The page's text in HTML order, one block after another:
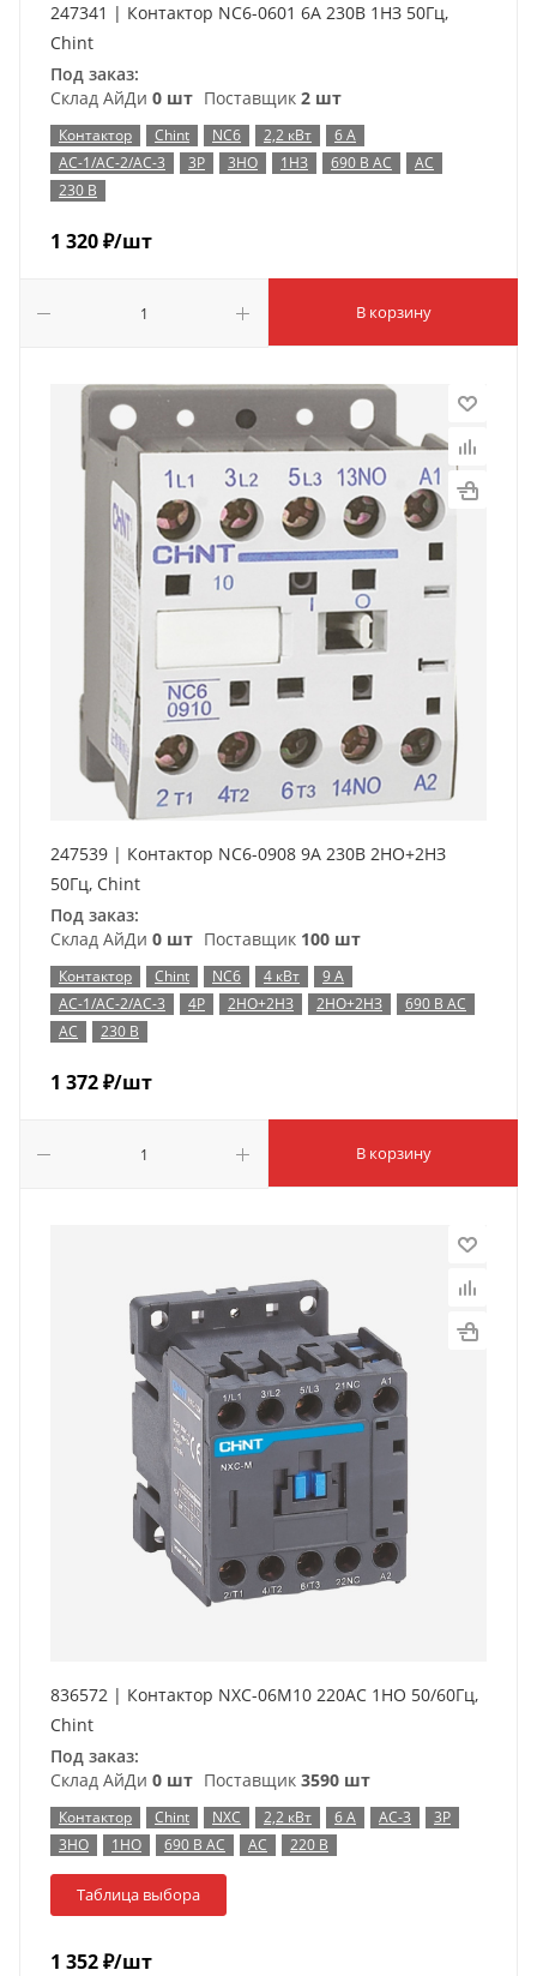
247341 | Контактор NC6-0601 6А 230В 1НЗ 50Гц,
Chint
Под заказ:
Склад АйДи 0 шт Поставщик 2 шт
Контактор Chint NC6 2,2 кВт
6 А
AC-1/AC-2/AC-3
3P 3НО 1НЗ 690 В AC
AC
230 В
1 320₽/шт
В корзину
247539 | Контактор NC6-0908 9А 230В 2НО+2НЗ
50Гц, Chint
Под заказ:
Склад АйДи 0 шт Поставщик 100 шт
Контактор Chint NC6 4 кВт
9 А
AC-1/AC-2/AC-3
4P 2НО+2НЗ 2НО+2НЗ
690 В AC
AC
230 В
1 372₽/шт
В корзину
836572 | Контактор NXC-06M10 220AC 1НО 50/60Гц,
Chint
Под заказ:
Склад АйДи 0 шт Поставщик 3590 шт
Контактор Chint NXC 2,2 кВт 6 А AC-3
3P
3НО
1НО 690 В AC AC 220 В
Таблица выбора
1 352₽/шт